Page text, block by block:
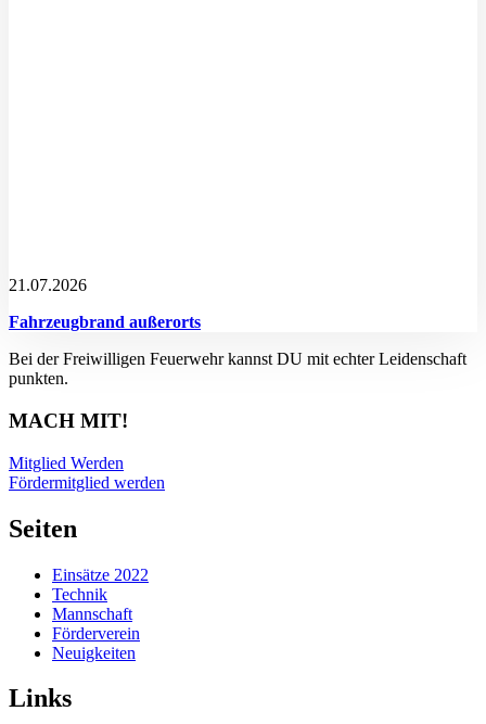
21.07.2026
Fahrzeugbrand außerorts
Bei der Freiwilligen Feuerwehr kannst DU mit echter Leidenschaft
punkten.
MACH MIT!
Mitglied Werden
Fördermitglied werden
Seiten
Einsätze 2022
Technik
Mannschaft
Förderverein
Neuigkeiten
Links